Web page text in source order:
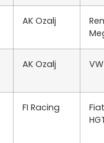
AK Ozalj
AK Ozalj
FI Racing